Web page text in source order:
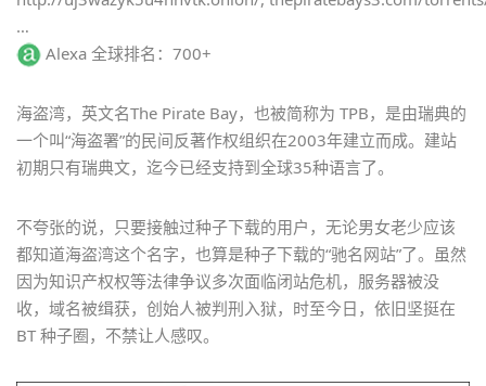
…
Alexa 全球排名：700+
海盗湾，英文名The Pirate Bay，也被简称为 TPB，是由瑞典的
一个叫“海盗署”的民间反著作权组织在2003年建立而成。建站
初期只有瑞典文，迄今已经支持到全球35种语言了。
不夸张的说，只要接触过种子下载的用户，无论男女老少应该
都知道海盗湾这个名字，也算是种子下载的“驰名网站”了。虽然
因为知识产权权等法律争议多次面临闭站危机，服务器被没
收，域名被缉获，创始人被判刑入狱，时至今日，依旧坚挺在
BT 种子圈，不禁让人感叹。